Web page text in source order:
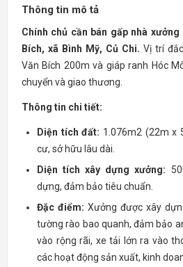
Thông tin mô tả
Chính chủ cần bán gấp nhà
Bích, xã Bình Mỹ, Củ Chi. Vị trí
Văn Bích 200m và giáp ranh Hóc
chuyển và giao thương.
Thông tin chi tiết:
Diện tích đất: 1.076m2 (22m x
cư, sở hữu lâu dài.
Diện tích xây dựng xưởng:
dựng, đảm bảo tiêu chuẩn.
Đặc điểm: Xưởng được xây
tường rào bao quanh, đảm bảo
vào rộng rãi, xe tải lớn ra vào
các hoạt động sản xuất, kinh